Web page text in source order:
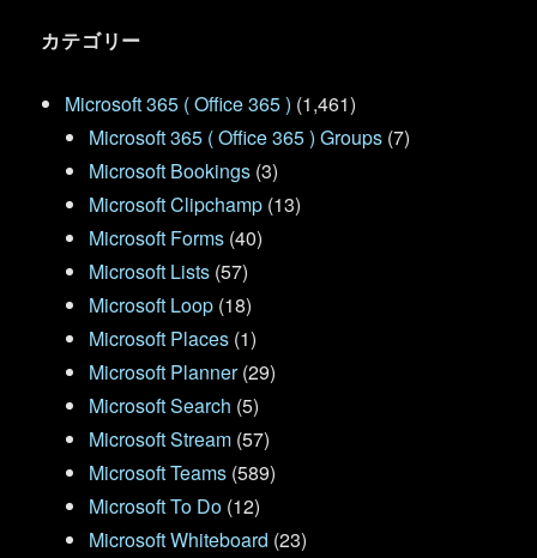
カテゴリー
Microsoft 365 ( Office 365 ) (1,461)
Microsoft 365 ( Office 365 ) Groups (7)
Microsoft Bookings (3)
Microsoft Clipchamp (13)
Microsoft Forms (40)
Microsoft Lists (57)
Microsoft Loop (18)
Microsoft Places (1)
Microsoft Planner(29)
Microsoft Search (5)
Microsoft Stream (57)
Microsoft Teams (589)
Microsoft To Do (12)
Microsoft Whiteboard (23)